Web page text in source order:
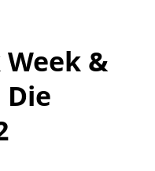
&
Die